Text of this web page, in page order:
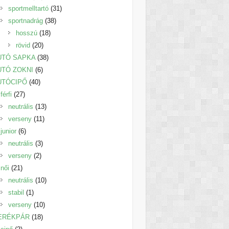
termék
sportmelltartó 3131
sportnadrág 3838
hosszú 1818
rövid 2020
termék
SAPKA 3838
ZOKNI 66
4040
férfi 2727
termék
neutrális 1313
termék
verseny 1111
junior 66
termék
neutrális 33
termék
verseny 22
női 2121
termék
neutrális 1010
stabil 11
termék
verseny 1010
termék
1818